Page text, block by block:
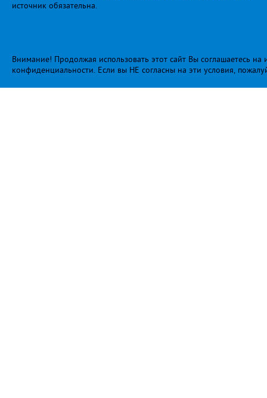
источник обязательна.
Внимание! Продолжая использовать этот сайт Вы соглашаетесь
конфиденциальности. Если вы НЕ согласны на эти условия,